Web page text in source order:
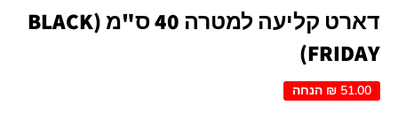
דארט קליעה למטרה 40 ס"מ (BLACK
FRIDAY)
51.00 ₪ הנחה